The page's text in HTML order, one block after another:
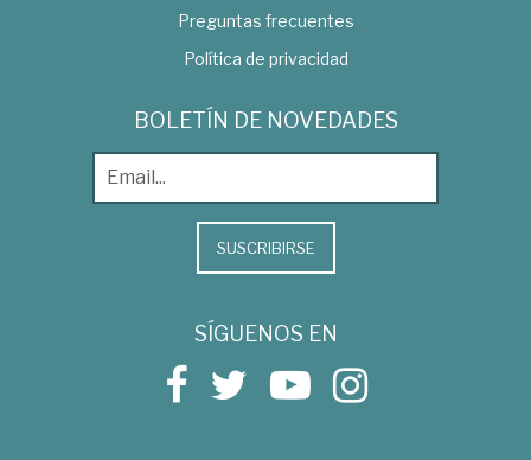
Preguntas frecuentes
Política de privacidad
BOLETÍN DE NOVEDADES
SUSCRIBIRSE
SÍGUENOS EN